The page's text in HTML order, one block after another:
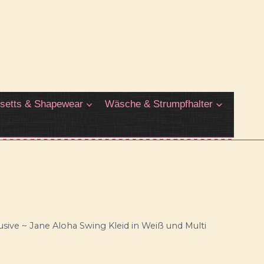
& Shapewear Wäsche & Strumpfhalter
~ Jane Aloha Swing Kleid in Weiß und Multi